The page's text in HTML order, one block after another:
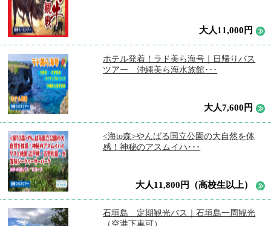
大人11,000円
ホテル発着！ラド美ら海号｜日帰りバス
ツアー 沖縄美ら海水族館･･･
大人7,600円
<海to森>やんばる国立公園の大自然を体
感！神秘のアスムイハ･･･
大人11,800円（高校生以上）
石垣島 定期観光バス｜石垣島一周観光
（空港下車可）